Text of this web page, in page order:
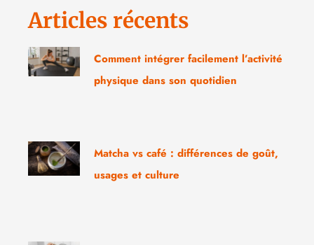
Articles récents
Comment intégrer facilement l’activité
physique dans son quotidien
Matcha vs café : différences de goût,
usages et culture